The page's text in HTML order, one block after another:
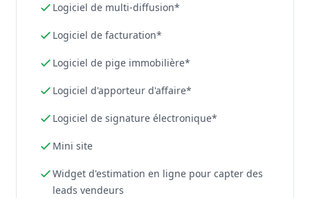
Logiciel de multi-diffusion*
Logiciel de facturation*
Logiciel de pige immobilière*
Logiciel d'apporteur d'affaire*
Logiciel de signature électronique*
Mini site
Widget d'estimation en ligne pour capter des
leads vendeurs